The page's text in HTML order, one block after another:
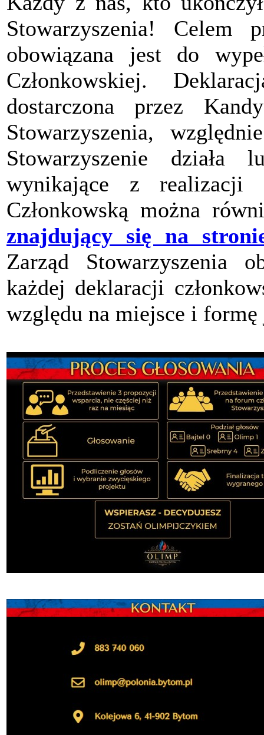
Stowarzyszenia! Celem
obowiązana jest do
Członkowskiej.
dostarczona przez
Stowarzyszenia,
Stowarzyszenie działa
wynikające z realizacji
Członkowską można
znajdujący się na
Zarząd Stowarzyszenia
każdej deklaracji
względu na miejsce i